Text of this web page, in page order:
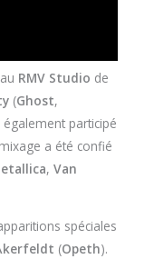
RMV Studio de
(Ghost,
également participé
a été confié
, Van
spéciales
(Opeth).